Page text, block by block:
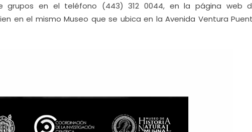
grupos en el teléfono (443) 312 0044, en la página web
en el mismo Museo que se ubica en la Avenida Ventura